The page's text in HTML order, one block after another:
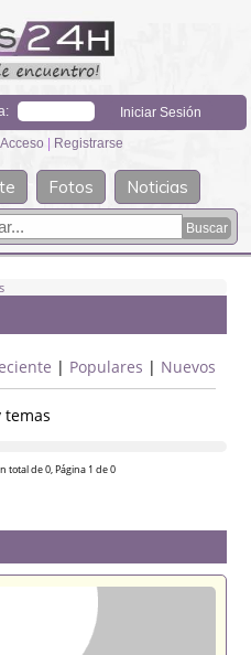
| Registrarse
Fotos
Noticias
| Populares | Nuevos
temas
total de 0, Página 1 de 0